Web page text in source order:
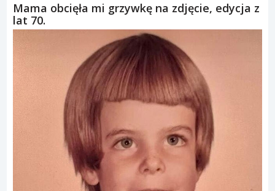
Mama obcięła mi grzywkę na zdjęcie, edycja z
lat 70.